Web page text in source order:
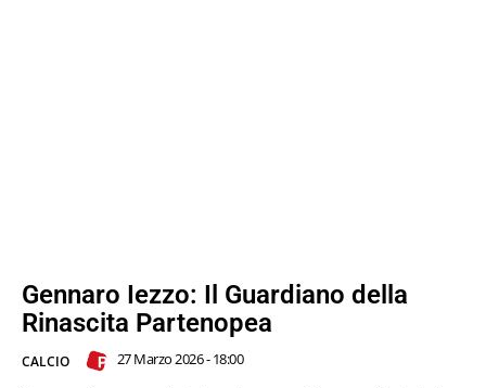
Gennaro Iezzo: Il Guardiano della
Rinascita Partenopea
CALCIO 27 Marzo 2026 - 18:00